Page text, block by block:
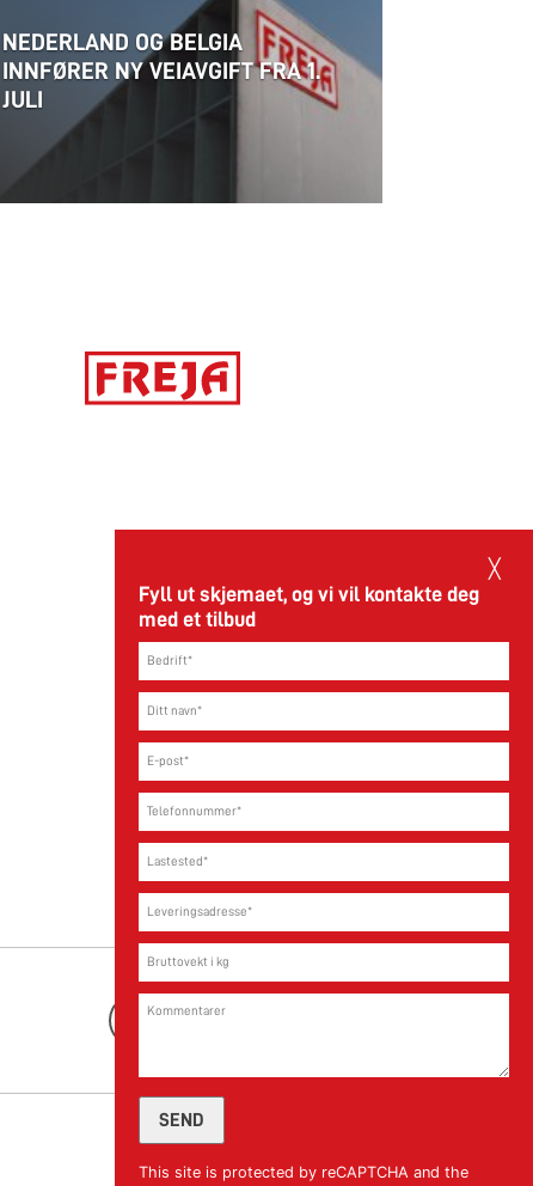
╳
Fyll ut skjemaet, og vi vil kontakte deg
med et tilbud
This site is protected by reCAPTCHA and the
NEDERLAND OG BELGIA
INNFØRER NY VEIAVGIFT FRA 1.
JULI
Youtube